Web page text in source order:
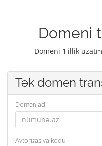
Domeni
Domeni 1 illik
Tək domen
Domen adı
Avtorizasiya kodu